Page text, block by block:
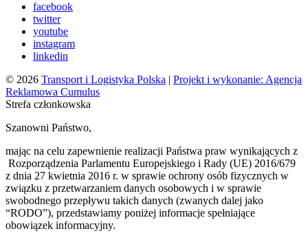
facebook
twitter
youtube
instagram
linkedin
© 2026 Transport i Logistyka Polska | Projekt i wykonanie: Agencja
Reklamowa Cumulus
Strefa członkowska
Szanowni Państwo,
mając na celu zapewnienie realizacji Państwa praw wynikających z
Rozporządzenia Parlamentu Europejskiego i Rady (UE) 2016/679
z dnia 27 kwietnia 2016 r. w sprawie ochrony osób fizycznych w
związku z przetwarzaniem danych osobowych i w sprawie
swobodnego przepływu takich danych (zwanych dalej jako
“RODO”), przedstawiamy poniżej informacje spełniające
obowiązek informacyjny.